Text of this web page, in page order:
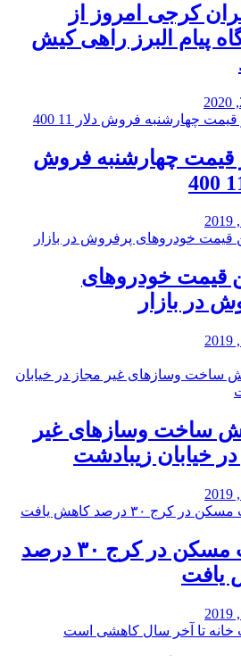
کرجی امروز از
پیام البرز راهی کیش
قیمت چهارشنبه فروش
قیمت خودرو‌های
در بازار
ساخت وسازهای غیر
خیابان زیبادشت
️قیمت مسکن در کرج ۳۰ درصد
یافت